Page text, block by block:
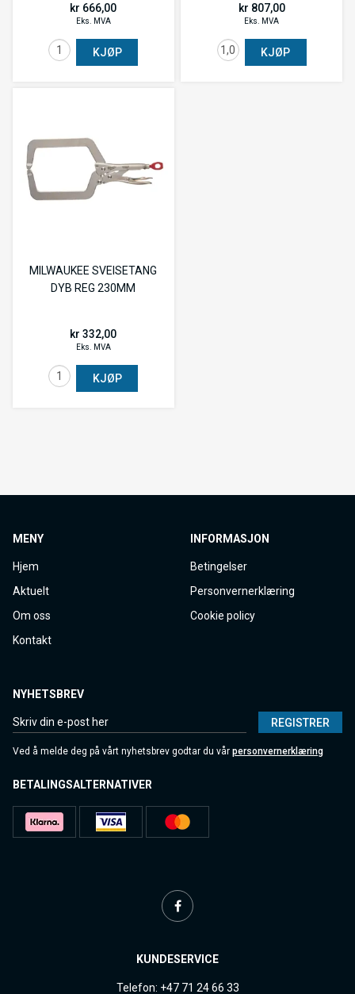
kr 666,00
Eks. MVA
KJØP
kr 807,00
Eks. MVA
KJØP
MILWAUKEE SVEISETANG
DYB REG 230MM
kr 332,00
Eks. MVA
KJØP
MENY
Hjem
Aktuelt
Om oss
Kontakt
INFORMASJON
Betingelser
Personvernerklæring
Cookie policy
NYHETSBREV
REGISTRER
Ved å melde deg på vårt nyhetsbrev godtar du vår personvernerklæring
BETALINGSALTERNATIVER
KUNDESERVICE
Telefon: +47 71 24 66 33